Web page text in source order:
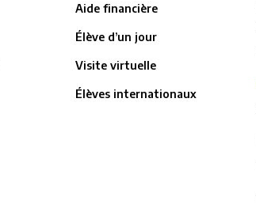
Aide financière
Élève d’un jour
Visite virtuelle
Élèves internationaux